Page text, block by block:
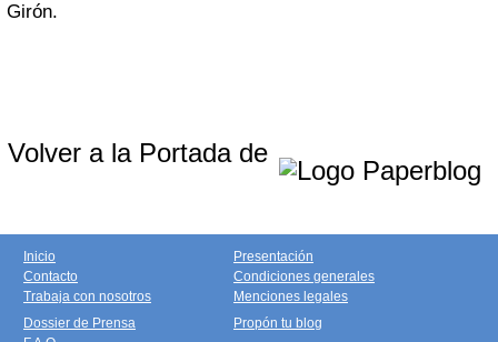
Girón.
Volver a la Portada de
Inicio
Contacto
Trabaja con nosotros
Presentación
Condiciones generales
Menciones legales
Dossier de Prensa
Propón tu blog